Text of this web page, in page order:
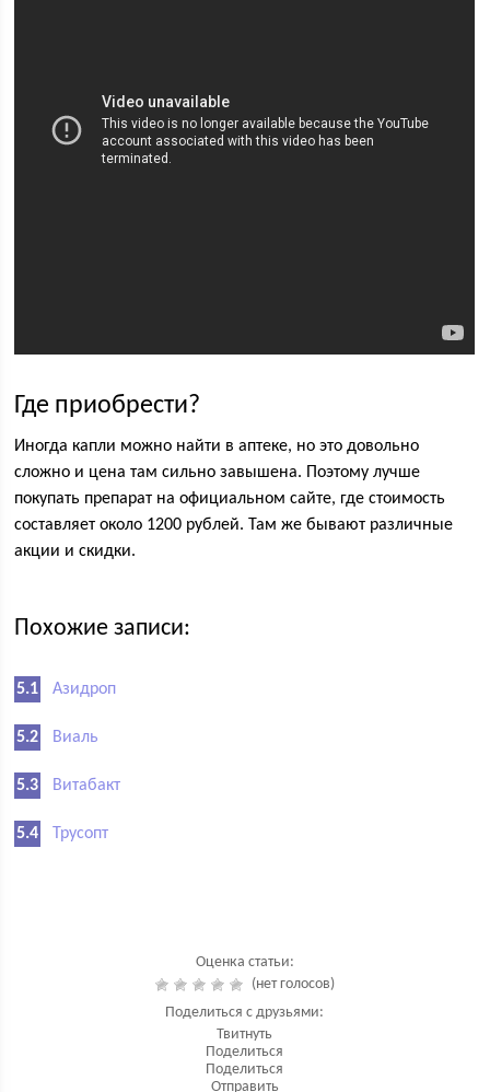
Где приобрести?
Иногда капли можно найти в аптеке, но это довольно
сложно и цена там сильно завышена. Поэтому лучше
покупать препарат на официальном сайте, где стоимость
составляет около 1200 рублей. Там же бывают различные
акции и скидки.
Похожие записи:
Азидроп
Виаль
Витабакт
Трусопт
Оценка статьи:
(нет голосов)
Поделиться с друзьями:
Твитнуть
Поделиться
Поделиться
Отправить